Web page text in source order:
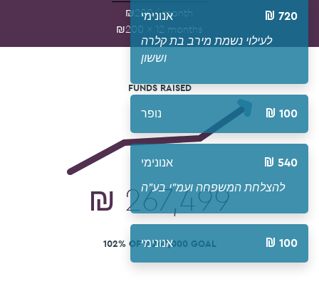
אנונימי 720
לעילוי נשמת מירב בת קלרה
וששון
נופר 100
אנונימי 540
להצלחת המשפחה ועמ"י בע"ה
אנונימי 100
₪200/ month
₪200 × 12 months
FUNDS RAISED
₪ 267,499
102% OF ₪260,000 GOAL